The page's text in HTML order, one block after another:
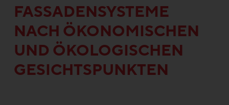
FASSADENSYSTEME
NACH ÖKONOMISCHEN
UND ÖKOLOGISCHEN
GESICHTSPUNKTEN